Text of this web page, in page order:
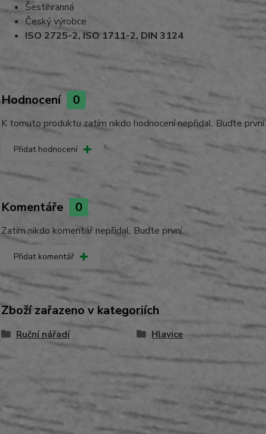
Šestihranná
Český výrobce
ISO 2725-2, ISO 1711-2, DIN 3124
Hodnocení 0
K tomuto produktu zatím nikdo hodnocení nepřidal. Buďte první.
Přidat hodnocení
Komentáře 0
Zatím nikdo komentář nepřidal. Buďte první.
Přidat komentář
Zboží zařazeno v kategoriích
Ruční nářadí Hlavice